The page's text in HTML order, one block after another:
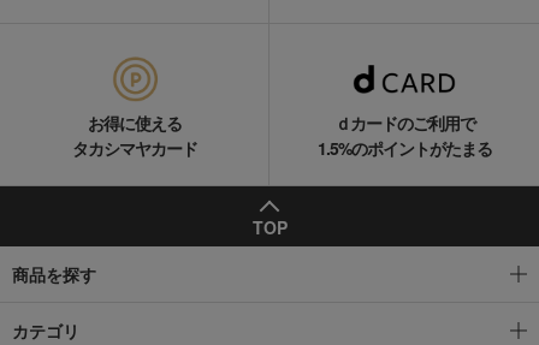
お得に使える
タカシマヤカード
ｄカードのご利用で
1.5%のポイントがたまる
TOP
商品を探す
カテゴリ